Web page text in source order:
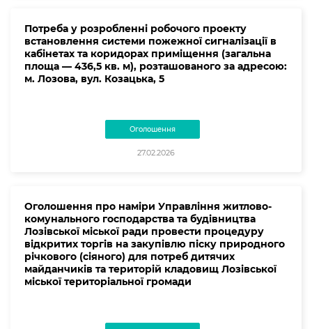
Потреба у розробленні робочого проекту
встановлення системи пожежної сигналізації в
кабінетах та коридорах приміщення (загальна
площа — 436,5 кв. м), розташованого за адресою:
м. Лозова, вул. Козацька, 5
Оголошення
27.02.2026
Оголошення про наміри Управління житлово-
комунального господарства та будівництва
Лозівської міської ради провести процедуру
відкритих торгів на закупівлю піску природного
річкового (сіяного) для потреб дитячих
майданчиків та територій кладовищ Лозівської
міської територіальної громади